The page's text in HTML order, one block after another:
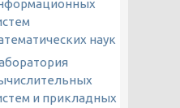
наук
и прикладных